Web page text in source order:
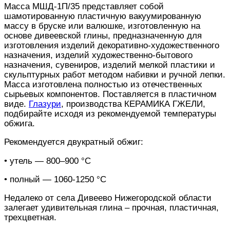
Масса МШД-1П/35 представляет собой
шамотированную пластичную вакуумированную
массу в бруске или валюшке, изготовленную на
основе дивеевской глины, предназначенную для
изготовления изделий декоративно-художественного
назначения, изделий художественно-бытового
назначения, сувениров, изделий мелкой пластики и
скульптурных работ методом набивки и ручной лепки.
Масса изготовлена полностью из отечественных
сырьевых компонентов. Поставляется в пластичном
виде. Глазури, производства КЕРАМИКА ГЖЕЛИ,
подбирайте исходя из рекомендуемой температуры
обжига.
Рекомендуется двукратный обжиг:
• утель — 800–900 °С
• полный — 1060-1250 °С
Недалеко от села Дивеево Нижегородской области
залегает удивительная глина – прочная, пластичная,
трехцветная.